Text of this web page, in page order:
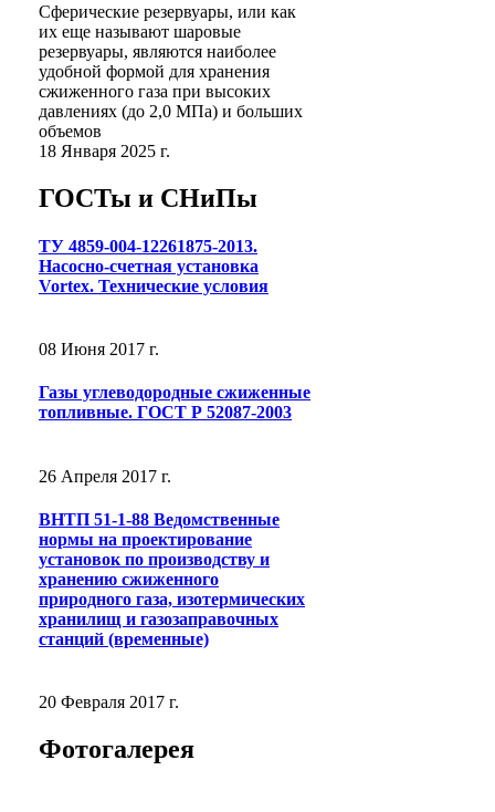
Сферические резервуары, или как
их еще называют шаровые
резервуары, являются наиболее
удобной формой для хранения
сжиженного газа при высоких
давлениях (до 2,0 МПа) и больших
объемов
18 Января 2025 г.
ГОСТы и СНиПы
ТУ 4859-004-12261875-2013.
Насосно-счетная установка
Vortex. Технические условия
08 Июня 2017 г.
Газы углеводородные сжиженные
топливные. ГОСТ Р 52087-2003
26 Апреля 2017 г.
ВНТП 51-1-88 Ведомственные
нормы на проектирование
установок по производству и
хранению сжиженного
природного газа, изотермических
хранилищ и газозаправочных
станций (временные)
20 Февраля 2017 г.
Фотогалерея